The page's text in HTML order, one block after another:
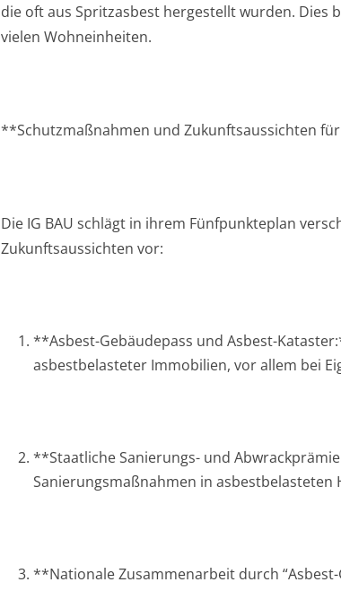
die oft aus Spritzasbest hergestellt wurden.
vielen Wohneinheiten.
**Schutzmaßnahmen und Zukunftsaussichten
Die IG BAU schlägt in ihrem Fünfpunkteplan
Zukunftsaussichten vor:
**Asbest-Gebäudepass und Asbest-
asbestbelasteter Immobilien, vor allem bei
**Staatliche Sanierungs- und
Sanierungsmaßnahmen in asbestbelasteten
**Nationale Zusammenarbeit durch